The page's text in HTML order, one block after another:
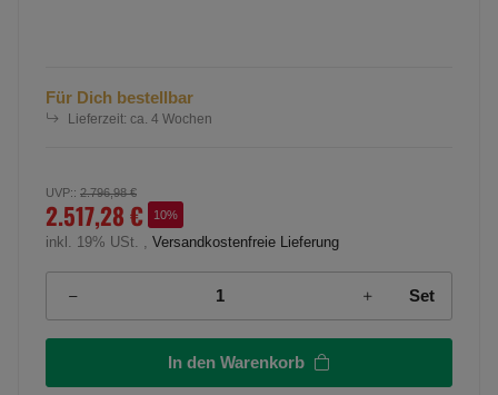
Für Dich bestellbar
Lieferzeit: ca. 4 Wochen
UVP:: 2.796,98 €
2.517,28 € 10%
inkl. 19% USt. , Versandkostenfreie Lieferung
Set
In den Warenkorb